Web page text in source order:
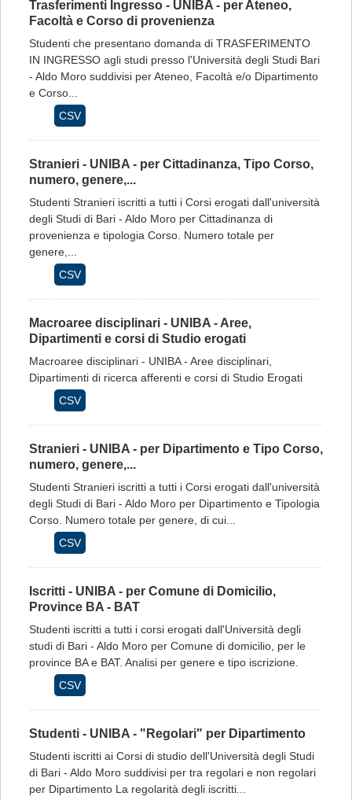
Trasferimenti Ingresso - UNIBA - per Ateneo,
Facoltà e Corso di provenienza
Studenti che presentano domanda di TRASFERIMENTO
IN INGRESSO agli studi presso l'Università degli Studi Bari
- Aldo Moro suddivisi per Ateneo, Facoltà e/o Dipartimento
e Corso...
CSV
Stranieri - UNIBA - per Cittadinanza, Tipo Corso,
numero, genere,...
Studenti Stranieri iscritti a tutti i Corsi erogati dall'università
degli Studi di Bari - Aldo Moro per Cittadinanza di
provenienza e tipologia Corso. Numero totale per
genere,...
CSV
Macroaree disciplinari - UNIBA - Aree,
Dipartimenti e corsi di Studio erogati
Macroaree disciplinari - UNIBA - Aree disciplinari,
Dipartimenti di ricerca afferenti e corsi di Studio Erogati
CSV
Stranieri - UNIBA - per Dipartimento e Tipo Corso,
numero, genere,...
Studenti Stranieri iscritti a tutti i Corsi erogati dall'università
degli Studi di Bari - Aldo Moro per Dipartimento e Tipologia
Corso. Numero totale per genere, di cui...
CSV
Iscritti - UNIBA - per Comune di Domicilio,
Province BA - BAT
Studenti iscritti a tutti i corsi erogati dall'Università degli
studi di Bari - Aldo Moro per Comune di domicilio, per le
province BA e BAT. Analisi per genere e tipo iscrizione.
CSV
Studenti - UNIBA - "Regolari" per Dipartimento
Studenti iscritti ai Corsi di studio dell'Università degli Studi
di Bari - Aldo Moro suddivisi per tra regolari e non regolari
per Dipartimento La regolarità degli iscritti...